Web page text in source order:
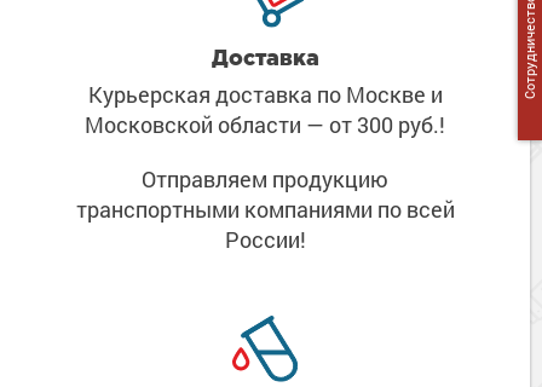
Доставка
Курьерская доставка по Москве и
Московской области — от 300 руб.!
Отправляем продукцию
транспортными компаниями по всей
России!
Сотрудничество